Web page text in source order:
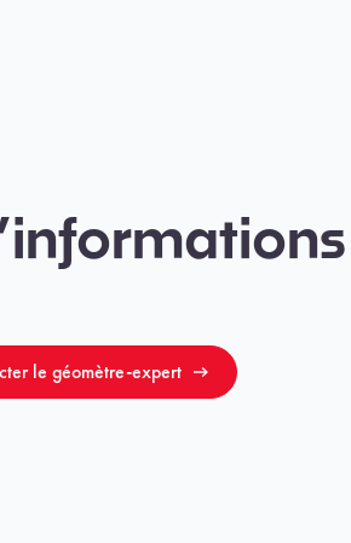
le géomètre-expert